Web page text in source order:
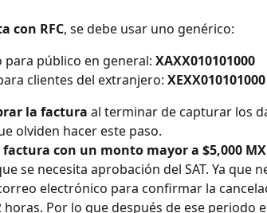
con RFC, se debe usar uno genérico:
para público en general: XAXX010101000
clientes del extranjero: XEXX010101000
la factura al terminar de capturar los
olviden hacer este paso.
con un monto mayor a $5,000
se necesita aprobación del SAT. Ya que
electrónico para confirmar la
Por lo que después de ese periodo